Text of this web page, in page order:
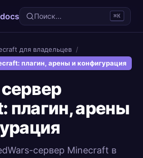
docs Поиск... ⌘K
для владельцев /
плагин, арены и конфигурация
плагин, арены
сервер Minecraft в